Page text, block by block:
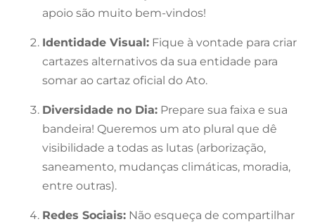
apoio são muito bem-vindos!
Identidade Visual: Fique à vontade para criar
cartazes alternativos da sua entidade para
somar ao cartaz oficial do Ato.
Diversidade no Dia: Prepare sua faixa e sua
bandeira! Queremos um ato plural que dê
visibilidade a todas as lutas (arborização,
saneamento, mudanças climáticas, moradia,
entre outras).
Redes Sociais: Não esqueça de compartilhar